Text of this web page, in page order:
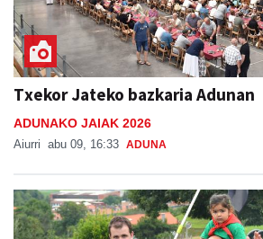
Txekor Jateko bazkaria Adunan
ADUNAKO JAIAK 2026
Aiurri abu 09, 16:33 ADUNA